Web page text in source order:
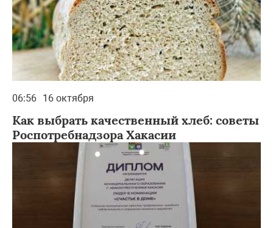
06:56 16 октября
Как выбрать качественный хлеб: советы
Роспотребнадзора Хакасии